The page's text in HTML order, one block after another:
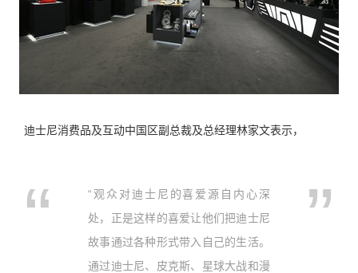
迪士尼消费品及互动中国区副总裁及总经理林家文表示，
“观众对迪士尼的喜爱源自内心深
处，正是这样的喜爱让他们把迪士尼
故事通过各种形式带入自己的生活。
通过迪士尼、皮克斯、星球大战和漫